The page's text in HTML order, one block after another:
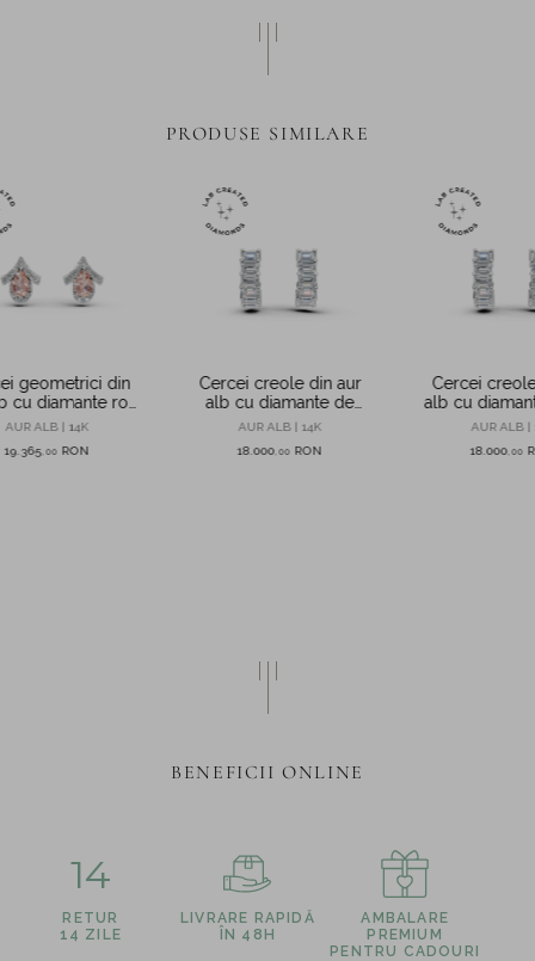
PRODUSE SIMILARE
geometrici din
cu diamante roz
de 3.6ct
AUR ALB | 14K
19.365 00 RON
Cercei creole din aur
alb cu diamante de
3.31ct create in
AUR ALB | 14K
18.000 00 RON
Cercei
alb cu
create in
AUR ALB |
18.000 00
BENEFICII ONLINE
14
RETUR
14 ZILE
LIVRARE RAPIDĂ
ÎN 48H
AMBALARE
PREMIUM
PENTRU CADOURI